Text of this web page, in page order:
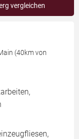
vergleichen
(40km von